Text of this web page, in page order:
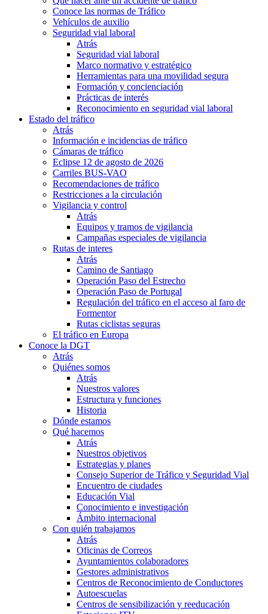
Conoce las normas de Tráfico
Vehículos de auxilio
Seguridad vial laboral
Atrás
Seguridad vial laboral
Marco normativo y estratégico
Herramientas para una movilidad segura
Formación y concienciación
Prácticas de interés
Reconocimiento en seguridad vial laboral
Estado del tráfico
Atrás
Información e incidencias de tráfico
Cámaras de tráfico
Eclipse 12 de agosto de 2026
Carriles BUS-VAO
Recomendaciones de tráfico
Restricciones a la circulación
Vigilancia y control
Atrás
Equipos y tramos de vigilancia
Campañas especiales de vigilancia
Rutas de interes
Atrás
Camino de Santiago
Operación Paso del Estrecho
Operación Paso de Portugal
Regulación del tráfico en el acceso al faro de
Formentor
Rutas ciclistas seguras
El tráfico en Europa
Conoce la DGT
Atrás
Quiénes somos
Atrás
Nuestros valores
Estructura y funciones
Historia
Dónde estamos
Qué hacemos
Atrás
Nuestros objetivos
Estrategias y planes
Consejo Superior de Tráfico y Seguridad Vial
Encuentro de ciudades
Educación Vial
Conocimiento e investigación
Ámbito internacional
Con quién trabajamos
Atrás
Oficinas de Correos
Ayuntamientos colaboradores
Gestores administrativos
Centros de Reconocimiento de Conductores
Autoescuelas
Centros de sensibilización y reeducación